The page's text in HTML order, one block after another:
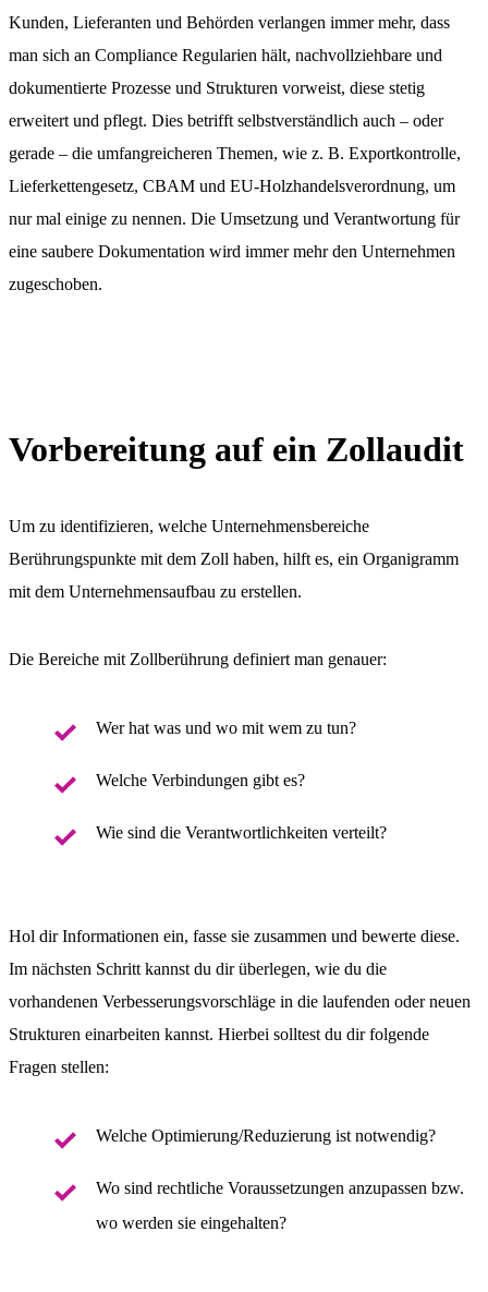
Kunden, Lieferanten und Behörden verlangen immer mehr, dass
man sich an Compliance Regularien hält, nachvollziehbare und
dokumentierte Prozesse und Strukturen vorweist, diese stetig
erweitert und pflegt. Dies betrifft selbstverständlich auch – oder
gerade – die umfangreicheren Themen, wie z. B. Exportkontrolle,
Lieferkettengesetz, CBAM und EU-Holzhandelsverordnung, um
nur mal einige zu nennen. Die Umsetzung und Verantwortung für
eine saubere Dokumentation wird immer mehr den Unternehmen
zugeschoben.
Vorbereitung auf ein Zollaudit
Um zu identifizieren, welche Unternehmensbereiche
Berührungspunkte mit dem Zoll haben, hilft es, ein Organigramm
mit dem Unternehmensaufbau zu erstellen.
Die Bereiche mit Zollberührung definiert man genauer:
Wer hat was und wo mit wem zu tun?
Welche Verbindungen gibt es?
Wie sind die Verantwortlichkeiten verteilt?
Hol dir Informationen ein, fasse sie zusammen und bewerte diese.
Im nächsten Schritt kannst du dir überlegen, wie du die
vorhandenen Verbesserungsvorschläge in die laufenden oder neuen
Strukturen einarbeiten kannst. Hierbei solltest du dir folgende
Fragen stellen:
Welche Optimierung/Reduzierung ist notwendig?
Wo sind rechtliche Voraussetzungen anzupassen bzw.
wo werden sie eingehalten?